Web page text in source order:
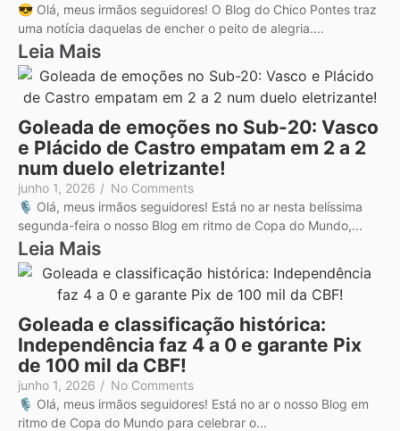
😎 Olá, meus irmãos seguidores! O Blog do Chico Pontes traz
uma notícia daquelas de encher o peito de alegria....
Leia Mais
Goleada de emoções no Sub-20: Vasco
e Plácido de Castro empatam em 2 a 2
num duelo eletrizante!
junho 1, 2026 / No Comments
🎙️ Olá, meus irmãos seguidores! Está no ar nesta belíssima
segunda-feira o nosso Blog em ritmo de Copa do Mundo,...
Leia Mais
Goleada e classificação histórica:
Independência faz 4 a 0 e garante Pix
de 100 mil da CBF!
junho 1, 2026 / No Comments
🎙️ Olá, meus irmãos seguidores! Está no ar o nosso Blog em
ritmo de Copa do Mundo para celebrar o...